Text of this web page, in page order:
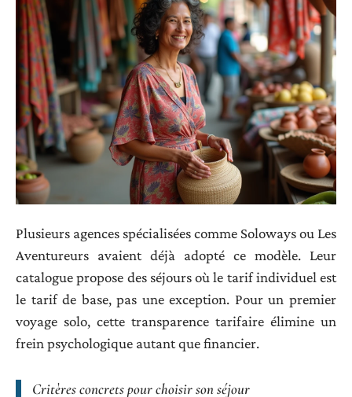
Plusieurs agences spécialisées comme Soloways ou Les
Aventureurs avaient déjà adopté ce modèle. Leur
catalogue propose des séjours où le tarif individuel est
le tarif de base, pas une exception. Pour un premier
voyage solo, cette transparence tarifaire élimine un
frein psychologique autant que financier.
Critères concrets pour choisir son séjour